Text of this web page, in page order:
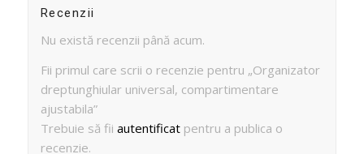
Recenzii
Nu există recenzii până acum.
Fii primul care scrii o recenzie pentru „Organizator
dreptunghiular universal, compartimentare
ajustabila”
Trebuie să fii autentificatpentru a publica o
recenzie.